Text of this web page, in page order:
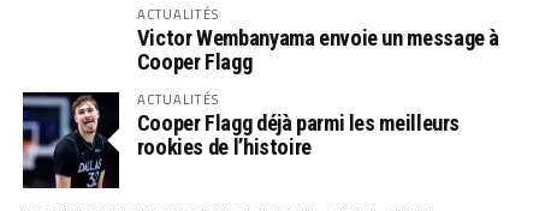
ACTUALITÉS
Victor Wembanyama envoie un message à
Cooper Flagg
ACTUALITÉS
Cooper Flagg déjà parmi les meilleurs
rookies de l’histoire